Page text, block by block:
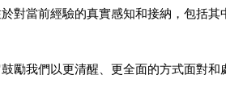
對當前經驗的真實感知和接納，包括其
勵我們以更清醒、更全面的方式面對和